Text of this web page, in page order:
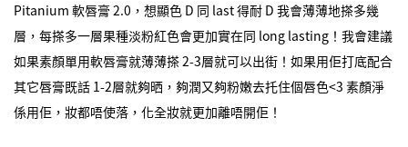
Pitanium 軟唇膏 2.0，想顯色 D 同 last 得耐 D 我會薄薄地搽多幾
層，每搽多一層果種淡粉紅色會更加實在同 long lasting！我會建議
如果素顏單用軟唇膏就薄薄搽 2-3層就可以出街！如果用佢打底配合
其它唇膏既話 1-2層就夠晒，夠潤又夠粉嫩去托住個唇色<3 素顏淨
係用佢，妝都唔使落，化全妝就更加離唔開佢！